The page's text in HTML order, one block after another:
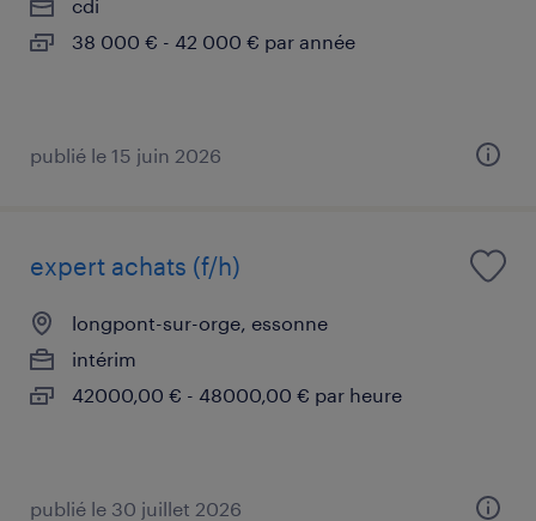
cdi
38 000 € - 42 000 € par année
publié le 15 juin 2026
expert achats (f/h)
longpont-sur-orge, essonne
intérim
42000,00 € - 48000,00 € par heure
publié le 30 juillet 2026